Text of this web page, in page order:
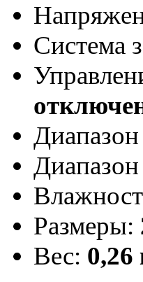
Система
Размеры:
Вес: 0,26